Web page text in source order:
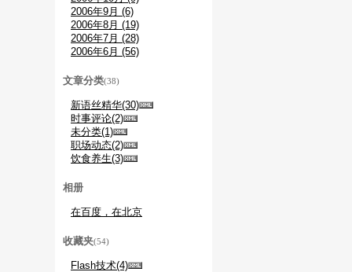
2006年9月 (6)
2006年8月 (19)
2006年7月 (28)
2006年6月 (56)
文章分类(38)
新语丝精华(30)
时事评论(2)
未分类(1)
职场动态(2)
饮食养生(3)
相册
在百度，在北京
收藏夹(54)
Flash技术(4)